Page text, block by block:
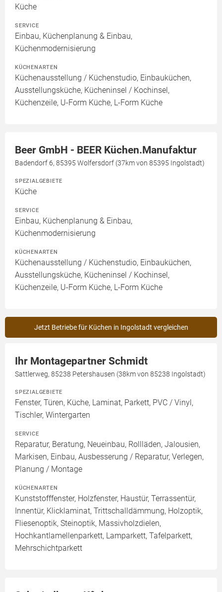
Küche
SERVICE
Einbau, Küchenplanung & Einbau,
Küchenmodernisierung
KÜCHENARTEN
Küchenausstellung / Küchenstudio, Einbauküchen,
Ausstellungsküche, Kücheninsel / Kochinsel,
Küchenzeile, U-Form Küche, L-Form Küche
Beer GmbH - BEER Küchen.Manufaktur
Badendorf 6, 85395 Wolfersdorf (37km von 85395 Ingolstadt)
SPEZIALGEBIETE
Küche
SERVICE
Einbau, Küchenplanung & Einbau,
Küchenmodernisierung
KÜCHENARTEN
Küchenausstellung / Küchenstudio, Einbauküchen,
Ausstellungsküche, Kücheninsel / Kochinsel,
Küchenzeile, U-Form Küche, L-Form Küche
Jetzt Betriebe für Küchen in Ingolstadt vergleichen
Ihr Montagepartner Schmidt
Sattlerweg, 85238 Petershausen (38km von 85238 Ingolstadt)
SPEZIALGEBIETE
Fenster, Türen, Küche, Laminat, Parkett, PVC / Vinyl,
Tischler, Wintergarten
SERVICE
Reparatur, Beratung, Neueinbau, Rollläden, Jalousien,
Markisen, Einbau, Ausbesserung / Reparatur, Verlegen,
Planung / Montage
KÜCHENARTEN
Kunststofffenster, Holzfenster, Haustür, Terrassentür,
Innentür, Klicklaminat, Trittschalldämmung, Holzoptik,
Fliesenoptik, Steinoptik, Massivholzdielen,
Hochkantlamellenparkett, Lamparkett, Tafelparkett,
Mehrschichtparkett